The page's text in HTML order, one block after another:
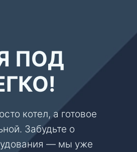
ПОД
котел, а готовое
Забудьте о
— мы уже